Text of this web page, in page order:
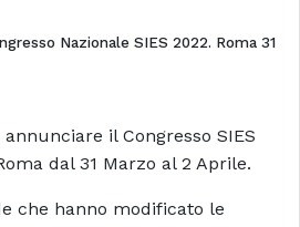
Nazionale SIES 2022. Roma 31
il Congresso SIES
dal 31 Marzo al 2 Aprile.
che hanno modificato le